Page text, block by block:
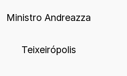
Ministro Andreazza
Teixeirópolis